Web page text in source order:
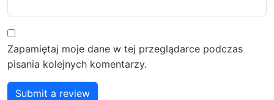
Zapamiętaj moje dane w tej przeglądarce podczas
pisania kolejnych komentarzy.
Submit a review